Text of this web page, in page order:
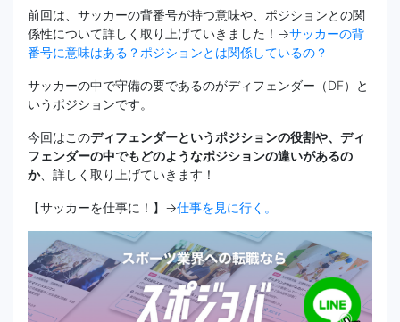
前回は、サッカーの背番号が持つ意味や、ポジションとの関
係性について詳しく取り上げていきました！→サッカーの背
番号に意味はある？ポジションとは関係しているの？
サッカーの中で守備の要であるのがディフェンダー（DF）と
いうポジションです。
今回はこのディフェンダーというポジションの役割や、ディ
フェンダーの中でもどのようなポジションの違いがあるの
か、詳しく取り上げていきます！
【サッカーを仕事に！】→仕事を見に行く。